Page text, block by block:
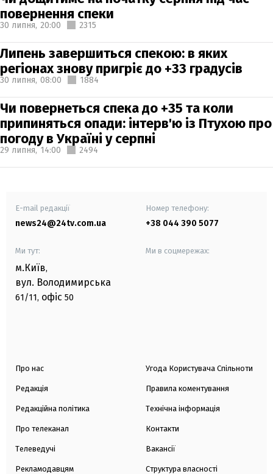
повернення спеки
30 липня, 20:00 2315
Липень завершиться спекою: в яких
регіонах знову пригріє до +33 градусів
30 липня, 08:00 1884
Чи повернеться спека до +35 та коли
припиняться опади: інтерв'ю із Птухою про
погоду в Україні у серпні
29 липня, 14:00 2494
E-mail редакції
news24@24tv.com.ua
Номер телефону:
+38 044 390 5077
Ми тут:
м.Київ,
вул. Володимирська
61/11, офіс 50
Ми в соцмережах:
Про нас
Редакція
Редакційна політика
Про телеканал
Телеведучі
Рекламодавцям
Угода Користувача Спільноти
Правила коментування
Технічна інформація
Контакти
Вакансії
Структура власності